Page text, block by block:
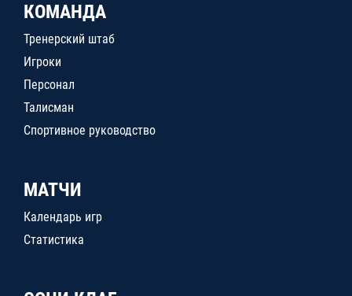
КОМАНДА
Тренерский штаб
Игроки
Персонал
Талисман
Спортивное руководство
МАТЧИ
Календарь игр
Статистика